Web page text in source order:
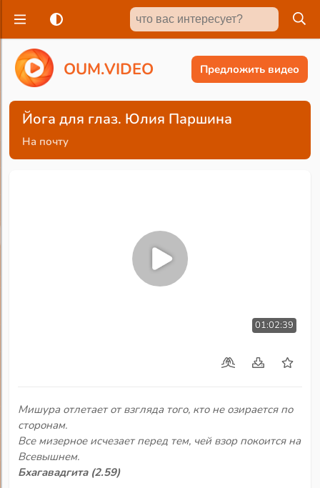
OUM.VIDEO Предложить видео
Йога для глаз. Юлия Паршина
На почту
01:02:39
Мишура отлетает от взгляда того, кто не озирается по
сторонам.
Все мизерное исчезает перед тем, чей взор покоится на
Всевышнем.
Бхагавадгита (2.59)